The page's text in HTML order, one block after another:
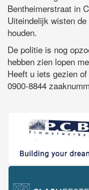
Bentheimerstraat in
Uiteindelijk wisten
houden.
De politie is nog
hebben zien lopen
Heeft u iets gezien
0900-8844